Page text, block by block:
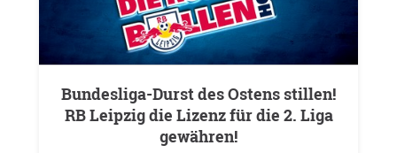
Bundesliga-Durst des Ostens stillen!
RB Leipzig die Lizenz für die 2. Liga
gewähren!